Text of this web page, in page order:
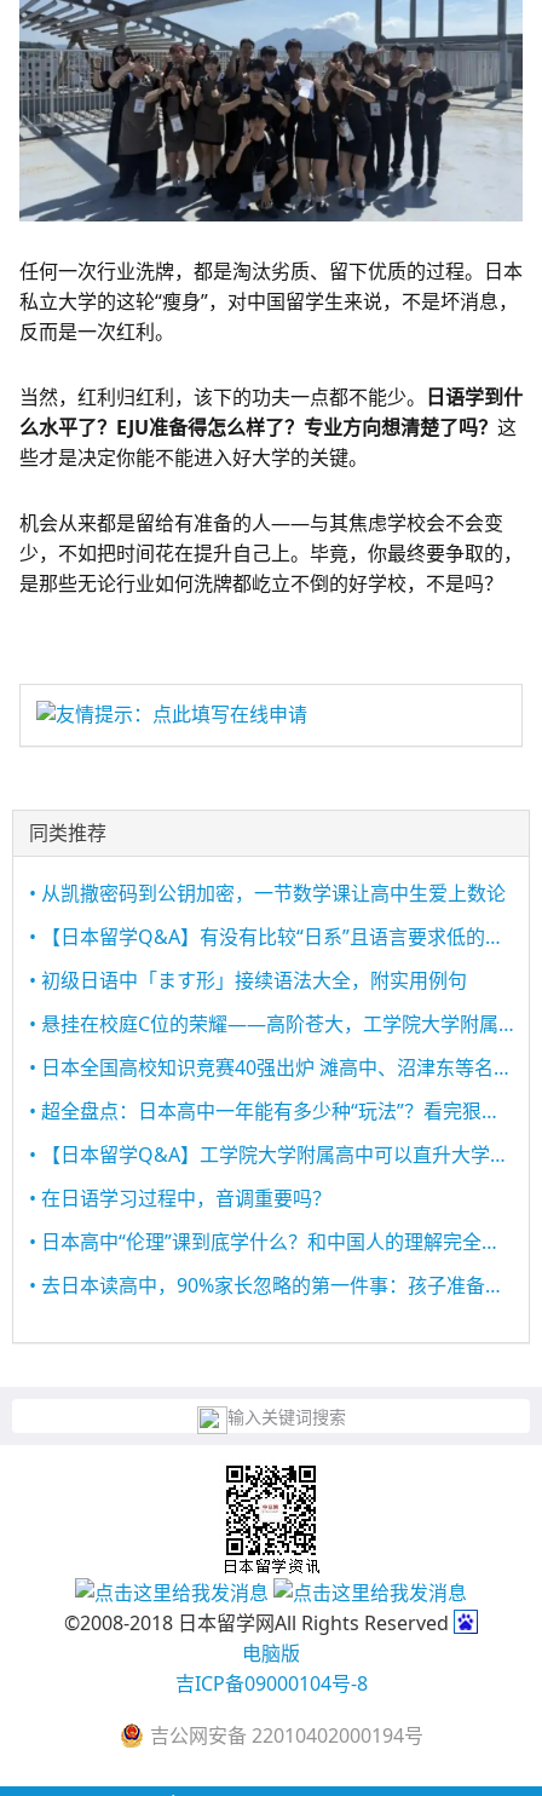
任何一次行业洗牌，都是淘汰劣质、留下优质的过程。日本
私立大学的这轮“瘦身”，对中国留学生来说，不是坏消息，
反而是一次红利。
当然，红利归红利，该下的功夫一点都不能少。 日语学到什
么水平了？EJU准备得怎么样了？专业方向想清楚了吗？ 这
些才是决定你能不能进入好大学的关键。
机会从来都是留给有准备的人——与其焦虑学校会不会变
少，不如把时间花在提升自己上。毕竟，你最终要争取的，
是那些无论行业如何洗牌都屹立不倒的好学校，不是吗？
友情提示：点此填写在线申请
同类推荐
• 从凯撒密码到公钥加密，一节数学课让高中生爱上数论
• 【日本留学Q&A】有没有比较“日系”且语言要求低的高中？
• 初级日语中「ます形」接续语法大全，附实用例句
• 悬挂在校庭C位的荣耀——高阶苍大，工学院大学附属高中的标枪之星！
• 日本全国高校知识竞赛40强出炉 滩高中、沼津东等名校悉数在列
• 超全盘点：日本高中一年能有多少种“玩法”？看完狠狠慕了！
• 【日本留学Q&A】工学院大学附属高中可以直升大学吗？
• 在日语学习过程中，音调重要吗？
• 日本高中“伦理”课到底学什么？和中国人的理解完全不一样！
• 去日本读高中，90%家长忽略的第一件事：孩子准备好了吗？
输入关键词搜索
©2008-2018 日本留学网All Rights Reserved
电脑版
吉ICP备09000104号-8
吉公网安备 22010402000194号